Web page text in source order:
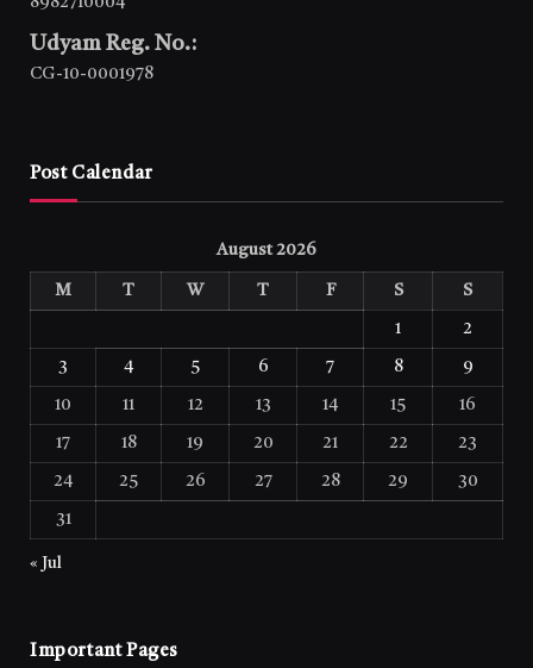
Udyam Reg. No.:
CG-10-0001978
Post Calendar
August 2026
M T W T F S S
1 2
3 4 5 6 7 8 9
10 11 12 13 14 15 16
17 18 19 20 21 22 23
24 25 26 27 28 29 30
31
« Jul
Important Pages